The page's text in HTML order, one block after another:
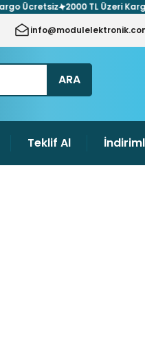
Ücretsiz 2000 TL Üzeri Kargo
ARA
Teklif Al